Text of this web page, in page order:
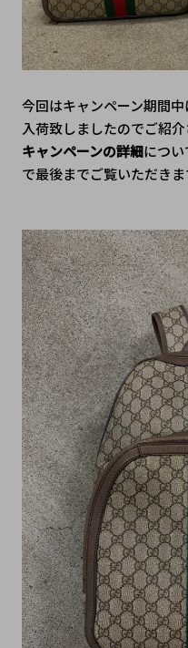
今回はキャンペーン期間
入荷致しましたのでご紹
キャンペーンの詳細につ
で最後までご覧いただき